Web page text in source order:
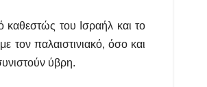
καθεστώς του Ισραήλ και το
τον παλαιστινιακό, όσο και
ύβρη.